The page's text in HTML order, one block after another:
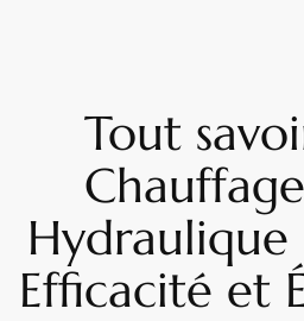
Tout
Efficacité et